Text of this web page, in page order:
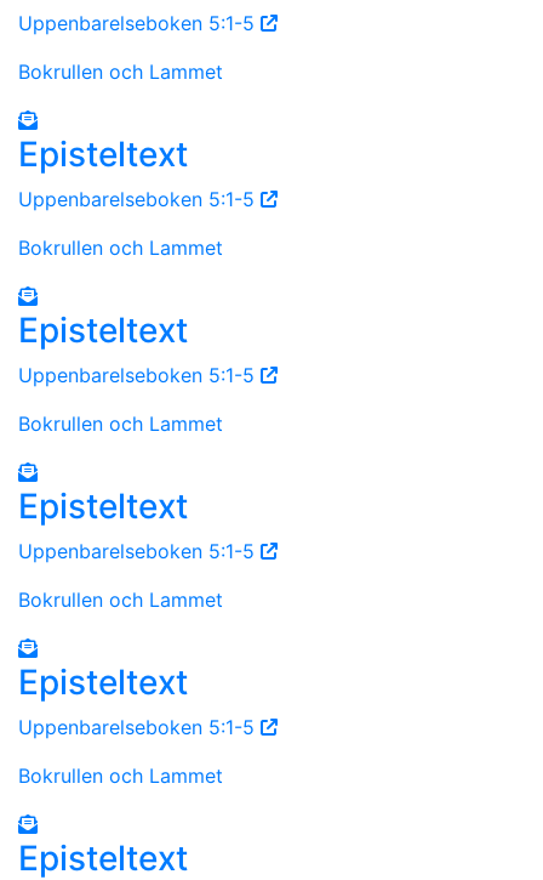
Uppenbarelseboken 5:1-5
Bokrullen och Lammet
Episteltext
Uppenbarelseboken 5:1-5
Bokrullen och Lammet
Episteltext
Uppenbarelseboken 5:1-5
Bokrullen och Lammet
Episteltext
Uppenbarelseboken 5:1-5
Bokrullen och Lammet
Episteltext
Uppenbarelseboken 5:1-5
Bokrullen och Lammet
Episteltext